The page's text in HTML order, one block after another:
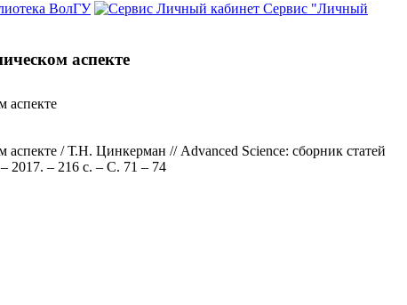
ВолГУ
Сервис "Личный
аспекте
аспекте
аспекте / Т.Н. Цинкерман // Advanced Science: сборник статей
– 216 с. – С. 71 – 74